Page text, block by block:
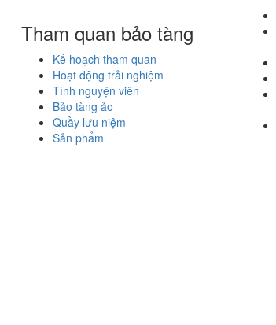
Tham quan bảo tàng
Kế hoạch tham quan
Hoạt động trải nghiệm
Tình nguyện viên
Bảo tàng ảo
Quầy lưu niệm
Sản phẩm